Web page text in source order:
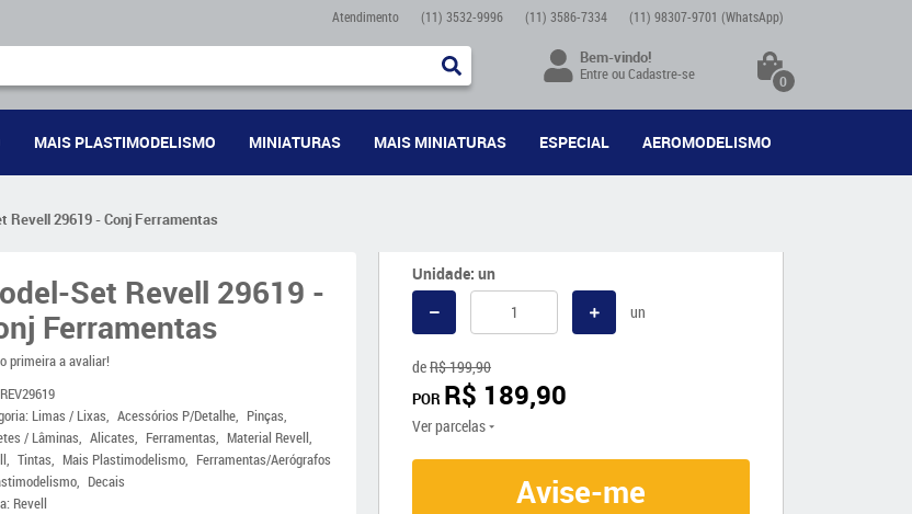
Atendimento (11) 3532-9996 (11) 3586-7334 (11) 98307-9701 (WhatsApp)
Bem-vindo!
EntreouCadastre-se 0
MAIS PLASTIMODELISMO MINIATURAS MAIS MINIATURAS ESPECIAL AEROMODELISMO
Revell 29619 - Conj Ferramentas
Set Revell 29619 -
Ferramentas
primeira a avaliar!
REV29619
Limas / Lixas Acessórios P/Detalhe
Pinças
/ Lâminas
Alicates Ferramentas
Material Revell
Tintas Mais Plastimodelismo
Ferramentas/Aerógrafos
Decais
Revell
Unidade: un
un
deR$ 199,90
POR R$ 189,90
Ver parcelas
Avise-me